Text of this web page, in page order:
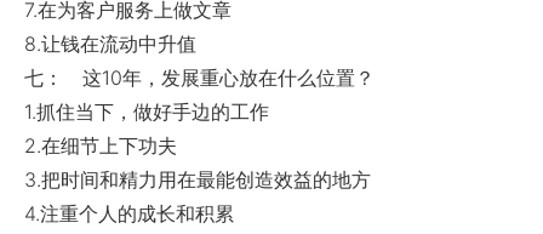
7.在为客户服务上做文章
8.让钱在流动中升值
七： 这10年，发展重心放在什么位置？
1.抓住当下，做好手边的工作
2.在细节上下功夫
3.把时间和精力用在最能创造效益的地方
4.注重个人的成长和积累